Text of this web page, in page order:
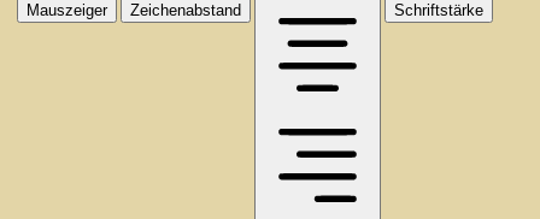
Mauszeiger Zeichenabstand Schriftstärke